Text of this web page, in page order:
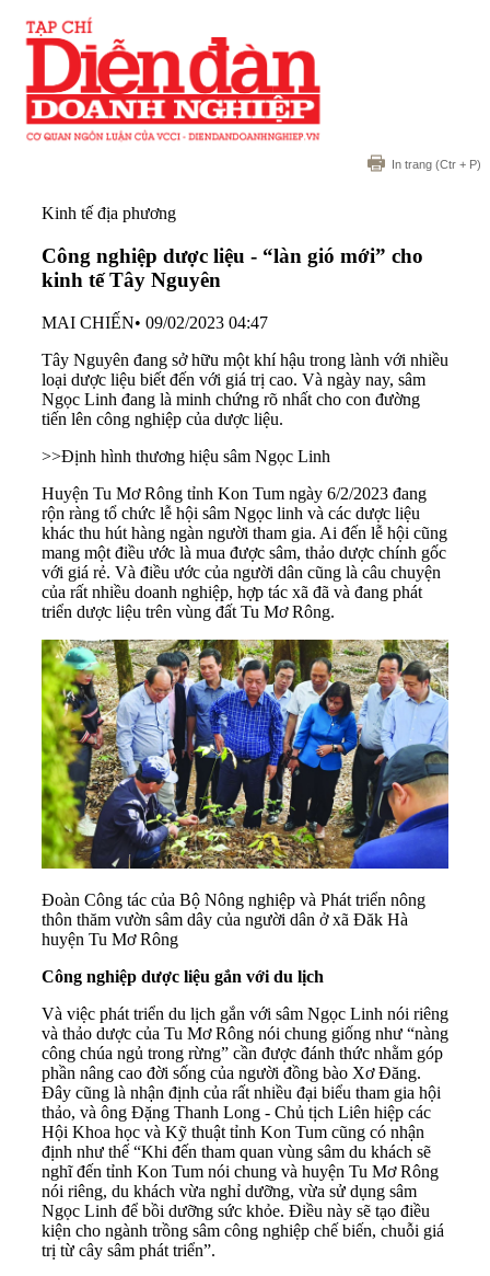
In trang (Ctr + P)
Kinh tế địa phương
Công nghiệp dược liệu - “làn gió mới” cho
kinh tế Tây Nguyên
MAI CHIẾN• 09/02/2023 04:47
Tây Nguyên đang sở hữu một khí hậu trong lành với nhiều
loại dược liệu biết đến với giá trị cao. Và ngày nay, sâm
Ngọc Linh đang là minh chứng rõ nhất cho con đường
tiến lên công nghiệp của dược liệu.
>>Định hình thương hiệu sâm Ngọc Linh
Huyện Tu Mơ Rông tỉnh Kon Tum ngày 6/2/2023 đang
rộn ràng tổ chức lễ hội sâm Ngọc linh và các dược liệu
khác thu hút hàng ngàn người tham gia. Ai đến lễ hội cũng
mang một điều ước là mua được sâm, thảo dược chính gốc
với giá rẻ. Và điều ước của người dân cũng là câu chuyện
của rất nhiều doanh nghiệp, hợp tác xã đã và đang phát
triển dược liệu trên vùng đất Tu Mơ Rông.
Đoàn Công tác của Bộ Nông nghiệp và Phát triển nông
thôn thăm vườn sâm dây của người dân ở xã Đăk Hà
huyện Tu Mơ Rông
Công nghiệp dược liệu gắn với du lịch
Và việc phát triển du lịch gắn với sâm Ngọc Linh nói riêng
và thảo dược của Tu Mơ Rông nói chung giống như “nàng
công chúa ngủ trong rừng” cần được đánh thức nhằm góp
phần nâng cao đời sống của người đồng bào Xơ Đăng.
Đây cũng là nhận định của rất nhiều đại biểu tham gia hội
thảo, và ông Đặng Thanh Long - Chủ tịch Liên hiệp các
Hội Khoa học và Kỹ thuật tỉnh Kon Tum cũng có nhận
định như thế “Khi đến tham quan vùng sâm du khách sẽ
nghĩ đến tỉnh Kon Tum nói chung và huyện Tu Mơ Rông
nói riêng, du khách vừa nghỉ dưỡng, vừa sử dụng sâm
Ngọc Linh để bồi dưỡng sức khỏe. Điều này sẽ tạo điều
kiện cho ngành trồng sâm công nghiệp chế biến, chuỗi giá
trị từ cây sâm phát triển”.